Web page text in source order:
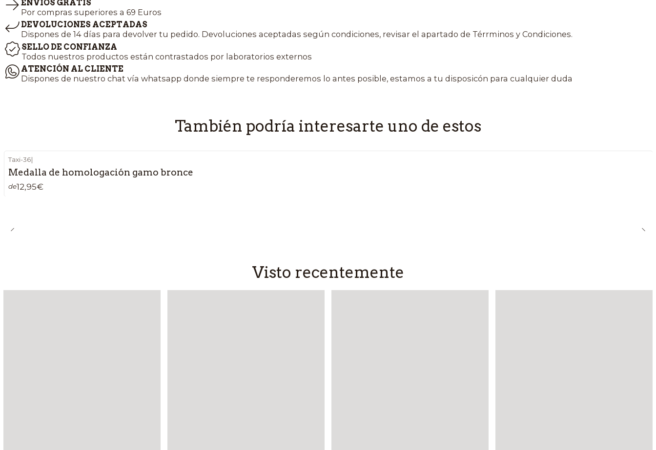
ENVÍOS GRATIS
Por compras superiores a 69 Euros
DEVOLUCIONES ACEPTADAS
Dispones de 14 días para devolver tu pedido. Devoluciones aceptadas según condiciones, revisar el apartado de Térrminos y Condiciones.
SELLO DE CONFIANZA
Todos nuestros productos están contrastados por laboratorios externos
ATENCIÓN AL CLIENTE
Dispones de nuestro chat vía whatsapp donde siempre te responderemos lo antes posible, estamos a tu disposicón para cualquier duda
También podría interesarte uno de estos
Taxi-36|
Medalla de homologación gamo bronce
de12,95€
Visto recentemente